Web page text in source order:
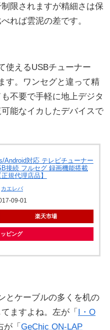
限されますが精細さは保
れば雲泥の差です。
使えるUSBチューナー
す。ワンセグと違って精
不要で手軽に地上デジタ
能なイカしたデバイスで
Android対応 テレビチューナー
接続 フルセグ 録画機能搭載
正規代理店品】
カエレバ
09-01
楽天市場
ピング
とケーブルの多くを机の
てますよね。左が「 I・O
が「 GeChic ON-LAP